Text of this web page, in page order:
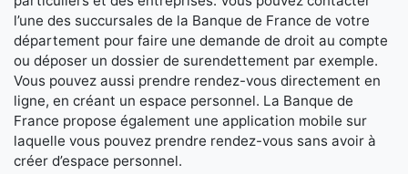
l’une des succursales de la Banque de France de votre
département pour faire une demande de droit au compte
ou déposer un dossier de surendettement par exemple.
Vous pouvez aussi prendre rendez-vous directement en
ligne, en créant un espace personnel. La Banque de
France propose également une application mobile sur
laquelle vous pouvez prendre rendez-vous sans avoir à
créer d’espace personnel.